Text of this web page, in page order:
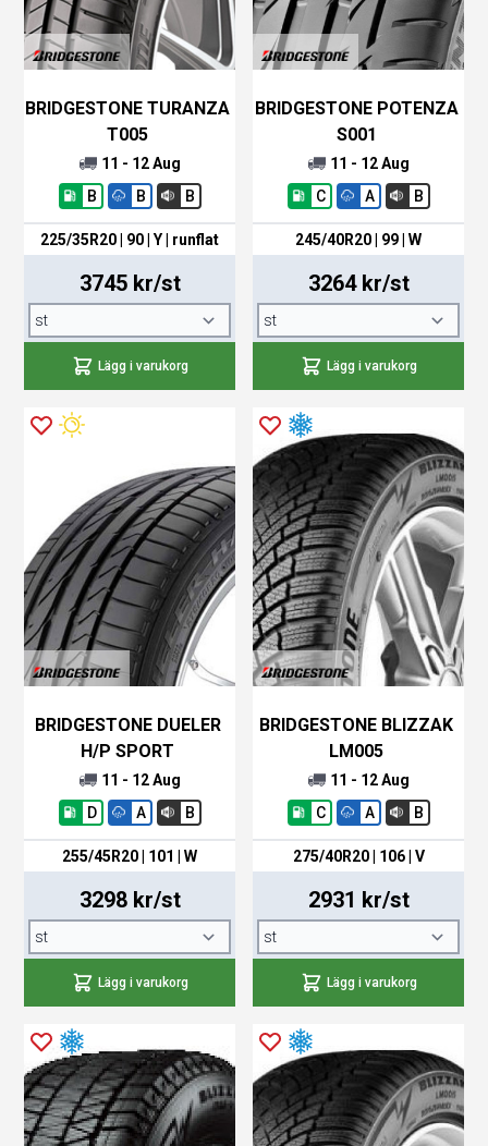
BRIDGESTONE TURANZA
T005
11 - 12 Aug
B
B B
225/35R20 | 90 | Y | runflat
3745 kr/st
Lägg i varukorg
BRIDGESTONE POTENZA
S001
11 - 12 Aug
C
A B
245/40R20 | 99 | W
3264 kr/st
Lägg i varukorg
BRIDGESTONE DUELER
H/P SPORT
11 - 12 Aug
D
A B
255/45R20 | 101 | W
3298 kr/st
Lägg i varukorg
BRIDGESTONE BLIZZAK
LM005
11 - 12 Aug
C
A B
275/40R20 | 106 | V
2931 kr/st
Lägg i varukorg